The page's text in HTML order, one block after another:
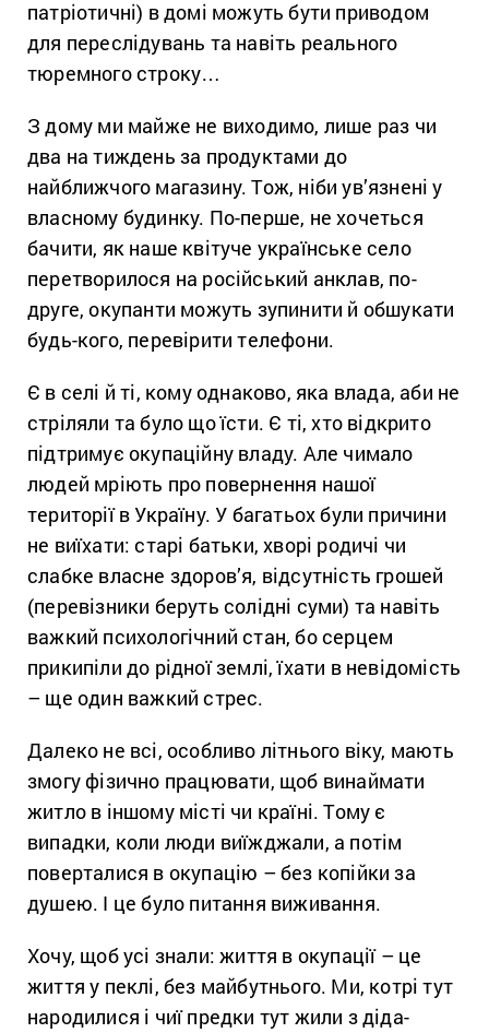
патріотичні) в домі можуть бути приводом
для переслідувань та навіть реального
тюремного строку…
З дому ми майже не виходимо, лише раз чи
два на тиждень за продуктами до
найближчого магазину. Тож, ніби ув’язнені у
власному будинку. По-перше, не хочеться
бачити, як наше квітуче українське село
перетворилося на російський анклав, по-
друге, окупанти можуть зупинити й обшукати
будь-кого, перевірити телефони.
Є в селі й ті, кому однаково, яка влада, аби не
стріляли та було що їсти. Є ті, хто відкрито
підтримує окупаційну владу. Але чимало
людей мріють про повернення нашої
території в Україну. У багатьох були причини
не виїхати: старі батьки, хворі родичі чи
слабке власне здоров’я, відсутність грошей
(перевізники беруть солідні суми) та навіть
важкий психологічний стан, бо серцем
прикипіли до рідної землі, їхати в невідомість
– ще один важкий стрес.
Далеко не всі, особливо літнього віку, мають
змогу фізично працювати, щоб винаймати
житло в іншому місті чи країні. Тому є
випадки, коли люди виїжджали, а потім
поверталися в окупацію – без копійки за
душею. І це було питання виживання.
Хочу, щоб усі знали: життя в окупації – це
життя у пеклі, без майбутнього. Ми, котрі тут
народилися і чиї предки тут жили з діда-